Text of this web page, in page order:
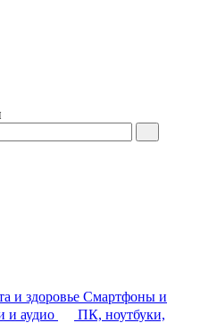
и здоровье Смартфоны и
и аудио
ПК, ноутбуки,